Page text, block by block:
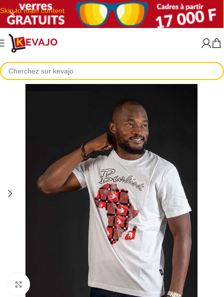
Skip to main content
Cliquez pour agrandir